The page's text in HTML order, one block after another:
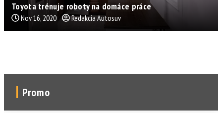
Toyota trénuje roboty na domáce práce
Nov 16, 2020 Redakcia Autosuv
Promo